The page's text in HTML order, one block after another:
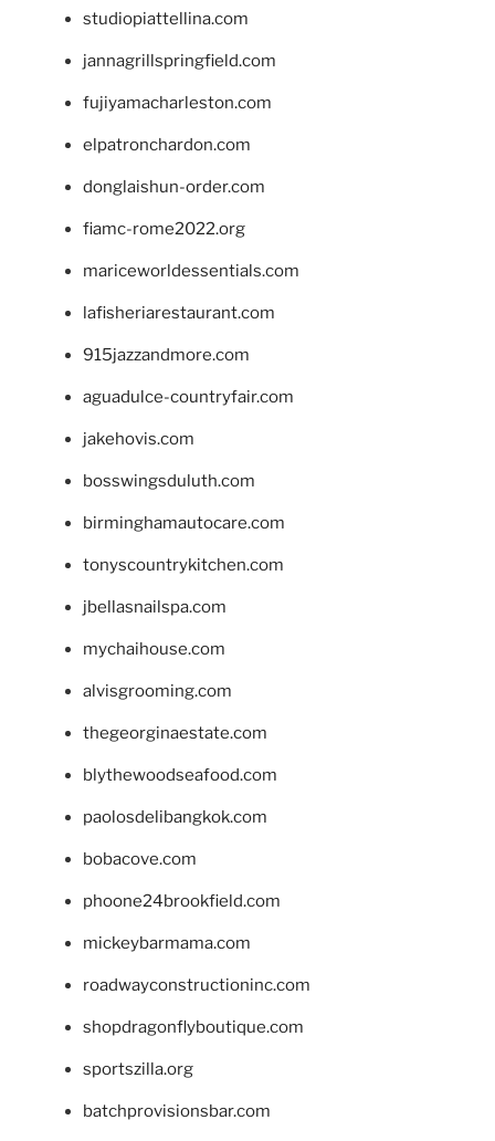
studiopiattellina.com
jannagrillspringfield.com
fujiyamacharleston.com
elpatronchardon.com
donglaishun-order.com
fiamc-rome2022.org
mariceworldessentials.com
lafisheriarestaurant.com
915jazzandmore.com
aguadulce-countryfair.com
jakehovis.com
bosswingsduluth.com
birminghamautocare.com
tonyscountrykitchen.com
jbellasnailspa.com
mychaihouse.com
alvisgrooming.com
thegeorginaestate.com
blythewoodseafood.com
paolosdelibangkok.com
bobacove.com
phoone24brookfield.com
mickeybarmama.com
roadwayconstructioninc.com
shopdragonflyboutique.com
sportszilla.org
batchprovisionsbar.com